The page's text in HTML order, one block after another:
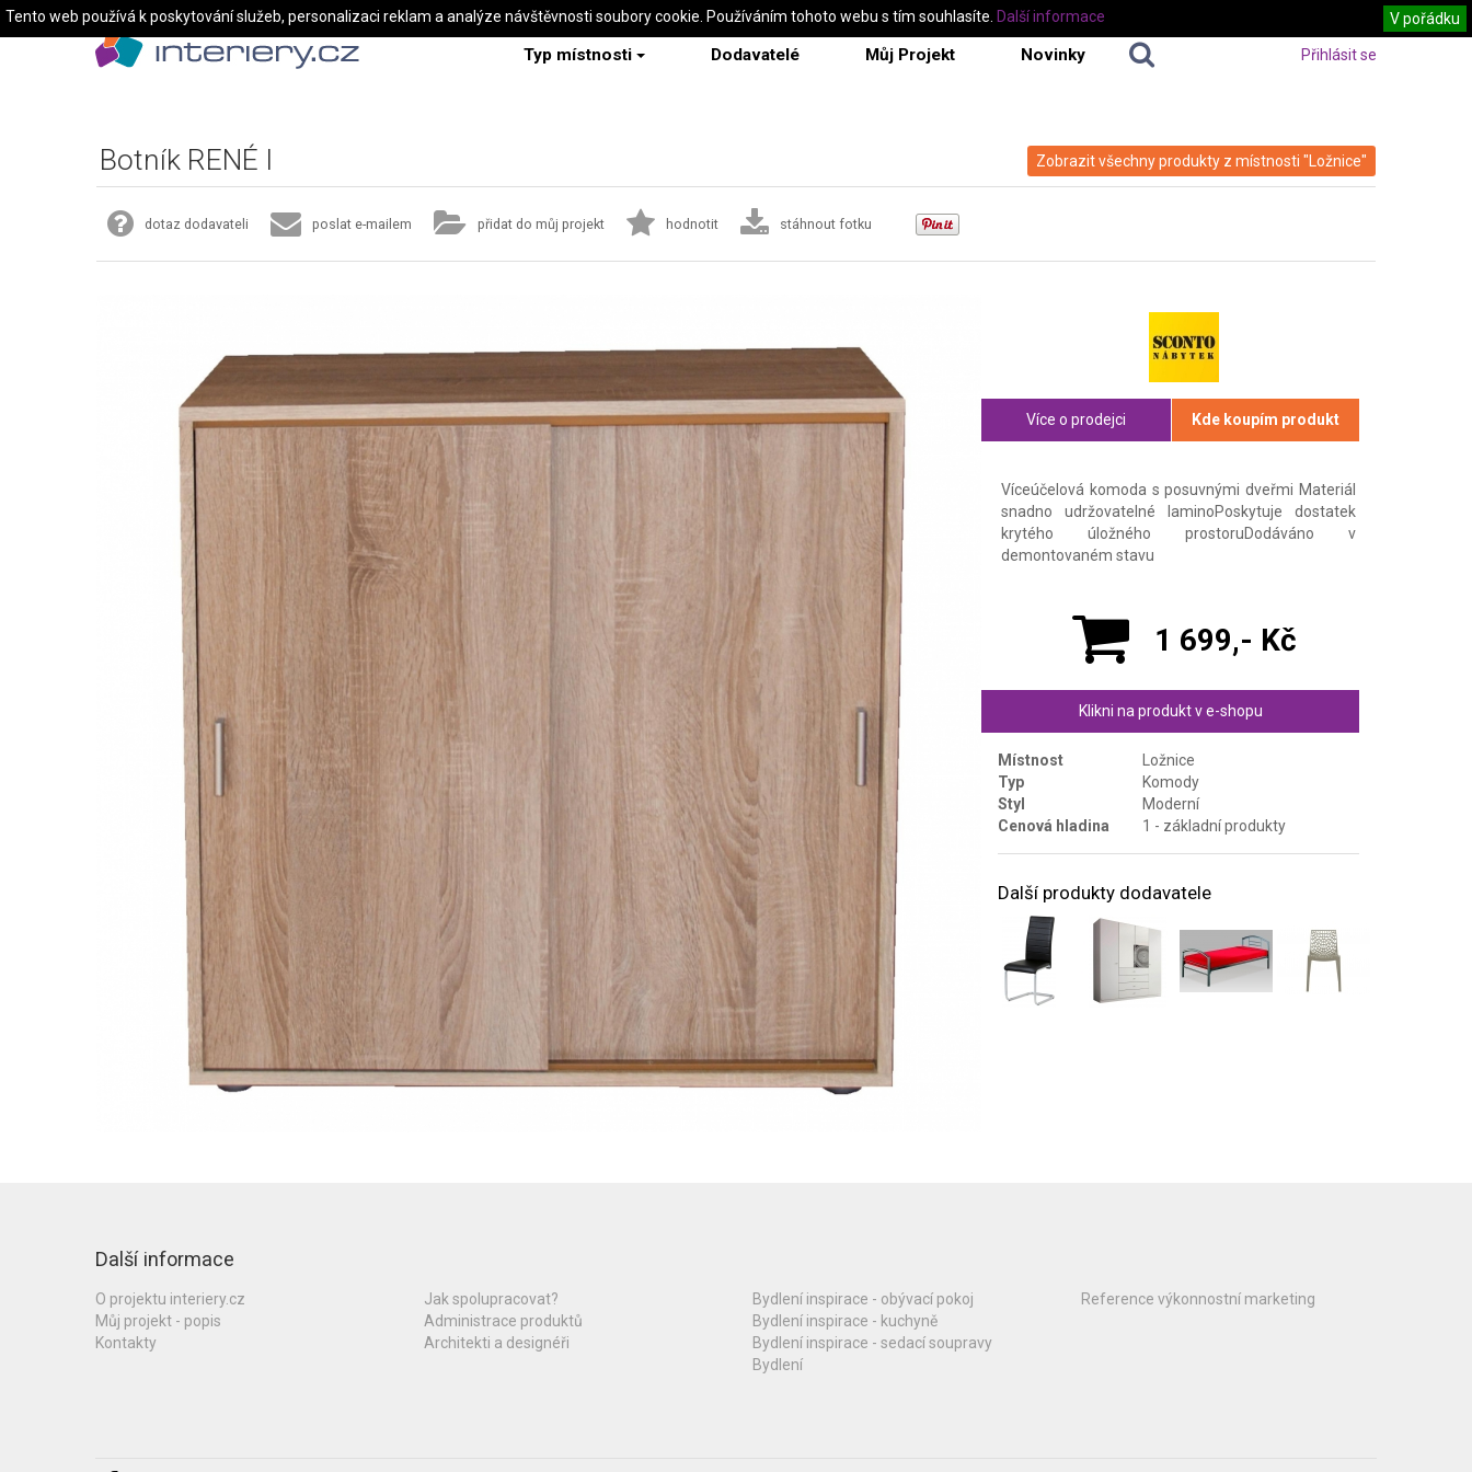
Typ místnosti Dodavatelé Můj Projekt Novinky Přihlásit se
Zobrazit všechny produkty z místnosti "Ložnice"
Botník RENÉ I
dotaz dodavateli poslat e-mailem přidat do můj projekt hodnotit stáhnout fotku
Více o prodejci Kde koupím produkt
Víceúčelová komoda s posuvnými dveřmi Materiál
snadno udržovatelné laminoPoskytuje dostatek
krytého úložného prostoruDodáváno v
demontovaném stavu
1 699,- Kč
Klikni na produkt v e-shopu
Místnost
Ložnice
Typ
Komody
Styl
Moderní
Cenová hladina
1 - základní produkty
Další produkty dodavatele
Další informace
O projektu interiery.cz
Můj projekt - popis
Kontakty
Jak spolupracovat?
Administrace produktů
Architekti a designéři
Bydlení inspirace - obývací pokoj
Bydlení inspirace - kuchyně
Bydlení inspirace - sedací soupravy
Bydlení
Reference výkonnostní marketing
Tento web používá k poskytování služeb, personalizaci reklam a analýze návštěvnosti soubory cookie. Používáním tohoto webu s tím souhlasíte. V pořádku
Další informace